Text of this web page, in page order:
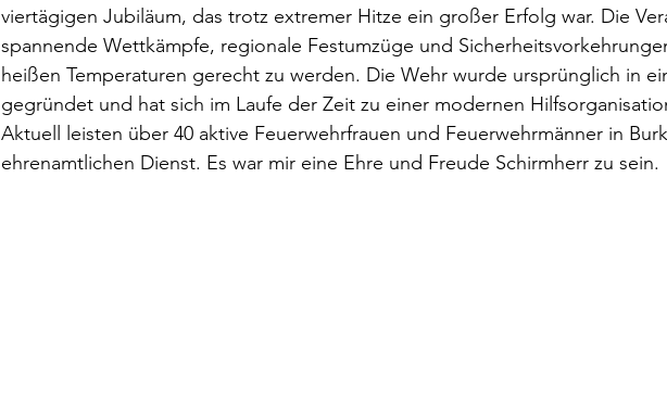
viertägigen Jubiläum, das trotz extremer Hitze ein großer Erfolg war. Die
spannende Wettkämpfe, regionale Festumzüge und
heißen Temperaturen gerecht zu werden. Die Wehr wurde ursprünglich in
gegründet und hat sich im Laufe der Zeit zu einer modernen
Aktuell leisten über 40 aktive Feuerwehrfrauen und Feuerwehrmänner in
ehrenamtlichen Dienst. Es war mir eine Ehre und Freude Schirmherr zu sein.